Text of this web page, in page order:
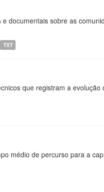
documentais sobre as
TXT
que registram a evolução
médio de percurso para a